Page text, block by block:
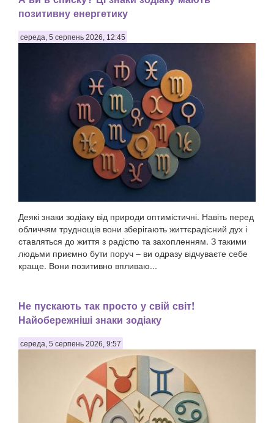
позитивну енергетику
середа, 5 серпень 2026, 12:45
Деякі знаки зодіаку від природи оптимістичні. Навіть перед
обличчям труднощів вони зберігають життєрадісний дух і
ставляться до життя з радістю та захопленням. З такими
людьми приємно бути поруч – ви одразу відчуваєте себе
краще. Вони позитивно впливаю...
Не пускають так просто у свій світ!
Найобережніші знаки зодіаку
середа, 5 серпень 2026, 9:57